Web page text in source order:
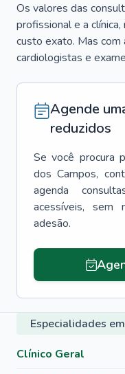
Os valores das
profissional e a
custo exato. Mas com
cardiologistas e
Agende
reduzidos
Se você procura
dos Campos,
agenda
acessíveis, sem
adesão.
Especialidades
Clínico Geral